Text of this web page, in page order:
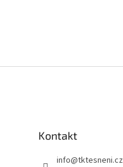
Kontakt
info@tktesneni.cz